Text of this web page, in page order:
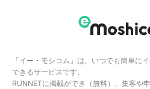
「イー・モシコム」は、いつでも簡単に
できるサービスです。
RUNNETに掲載ができ（無料）、集客や